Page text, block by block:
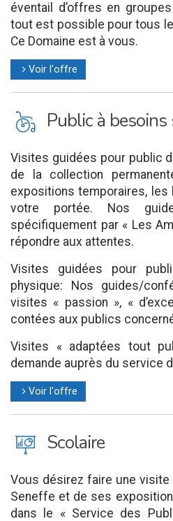
éventail d’offres en
tout est possible pour tous
Ce Domaine est à vous.
l Voir l'offre
L Public à
Visites guidées pour public
de la collection
expositions temporaires,
votre portée. Nos
spécifiquement par « Les
répondre aux attentes.
Visites guidées pour
physique: Nos guides/
visites « passion », «
contées aux publics
Visites « adaptées tout
demande auprès du service
l Voir l'offre
J Scolaire
Vous désirez faire une visite
Seneffe et de ses
dans le « Service des